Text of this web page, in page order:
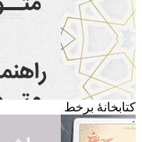
کتابخانۀ برخط